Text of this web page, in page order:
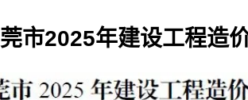
市2025年建设工程造